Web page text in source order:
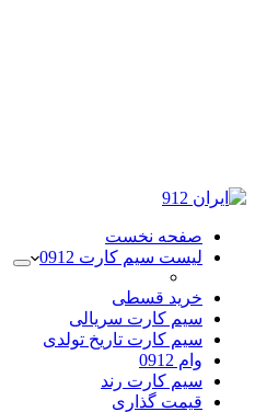
صفحه نخست
لیست سیم کارت 0912
خرید قسطی
سیم کارت سریالی
سیم کارت تاریخ تولدی
وام 0912
سیم کارت رند
قیمت گذاری